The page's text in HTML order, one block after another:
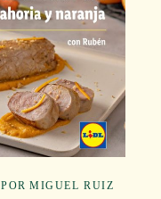
POR MIGUEL RUIZ